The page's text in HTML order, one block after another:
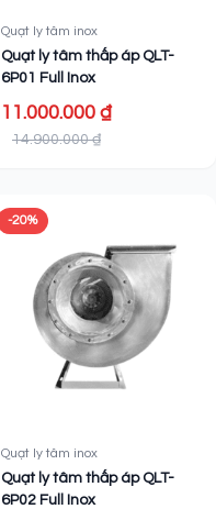
Quạt ly tâm inox
Quạt ly tâm thấp áp QLT-
6P01 Full Inox
11.000.000 ₫
14.900.000 ₫
-20%
Quạt ly tâm inox
Quạt ly tâm thấp áp QLT-
6P02 Full Inox